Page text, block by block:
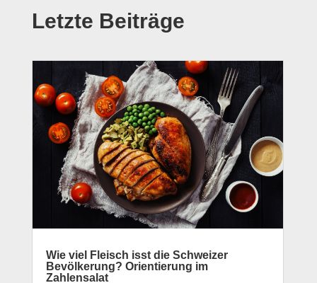
Letzte Beiträge
Wie viel Fleisch isst die Schweizer
Bevölkerung? Orientierung im
Zahlensalat